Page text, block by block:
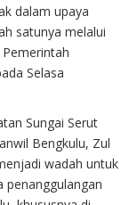
dalam upaya
satunya melalui
Selasa
Sungai Serut
Bengkulu, Zul
wadah untuk
penanggulangan